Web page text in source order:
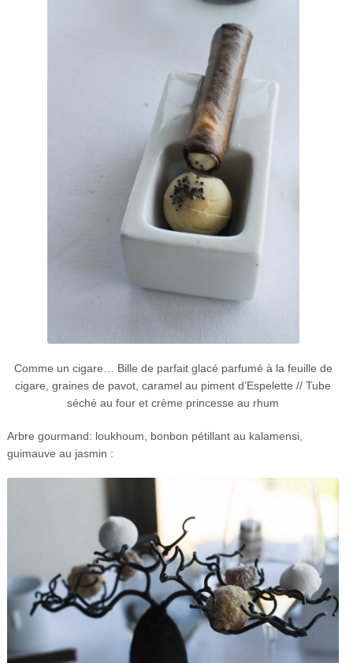
Comme un cigare… Bille de parfait glacé parfumé à la feuille de
cigare, graines de pavot, caramel au piment d’Espelette // Tube
séché au four et crème princesse au rhum
Arbre gourmand: loukhoum, bonbon pétillant au kalamensi,
guimauve au jasmin :